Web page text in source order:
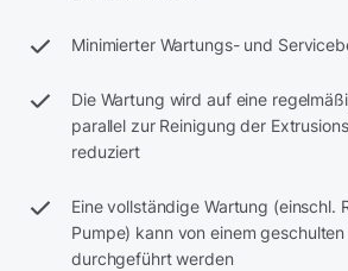
Minimierter Wartungs- und
Die Wartung wird auf eine
parallel zur Reinigung der
reduziert
Eine vollständige Wartung (einschl.
Pumpe) kann von einem
durchgeführt werden